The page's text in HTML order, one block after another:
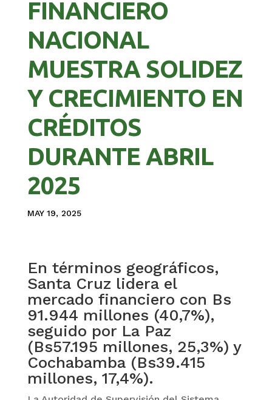
FINANCIERO
NACIONAL
MUESTRA SOLIDEZ
Y CRECIMIENTO EN
CRÉDITOS
DURANTE ABRIL
2025
MAY 19, 2025
En términos geográficos,
Santa Cruz lidera el
mercado financiero con Bs
91.944 millones (40,7%),
seguido por La Paz
(Bs57.195 millones, 25,3%) y
Cochabamba (Bs39.415
millones, 17,4%).